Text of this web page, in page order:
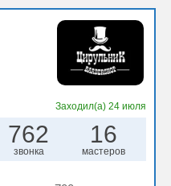
Заходил(а) 24 июля
762
звонка
16
мастеров